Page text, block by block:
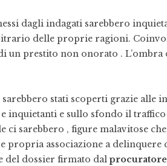
dagli indagati sarebbero
delle proprie ragioni.
un prestito non onorato .
stati scoperti grazie alle
inquietanti e sullo sfondo il
ci sarebbero , figure malavitose
propria associazione a delinquere
del dossier firmato dal procuratore